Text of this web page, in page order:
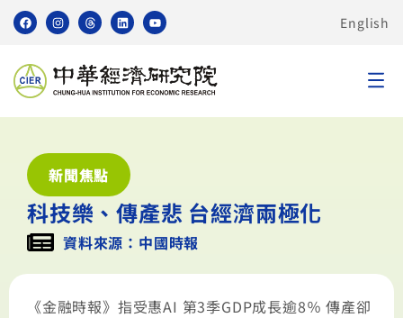
English
新聞焦點
科技樂、傳產悲 台經濟兩極化
資料來源：中國時報
《金融時報》指受惠AI 第3季GDP成長逾8％ 傳產卻